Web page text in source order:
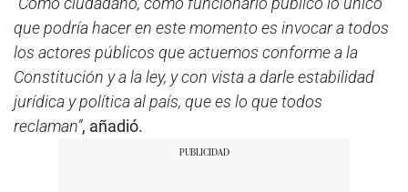
que podría hacer en este momento es invocar a todos
los actores públicos que actuemos conforme a la
Constitución y a la ley, y con vista a darle estabilidad
jurídica y política al país, que es lo que todos
reclaman”, añadió.